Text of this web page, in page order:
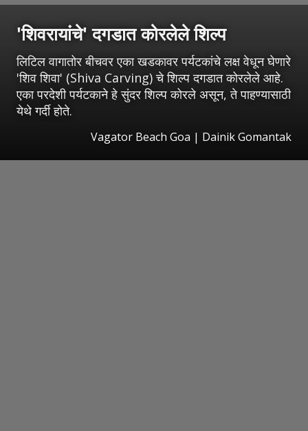
'शिवरायांचे' दगडात कोरलेले शिल्प
लिटिल वागातोर बीचवर एका खडकावर पर्यटकांचे लक्ष वेधून घेणारे
'शिव शिवा' (Shiva Carving) चे शिल्प दगडात कोरलेले आहे.
एका परदेशी पर्यटकाने हे सुंदर शिल्प कोरले असून, ते पाहण्यासाठी
येथे गर्दी होते.
Vagator Beach Goa | Dainik Gomantak